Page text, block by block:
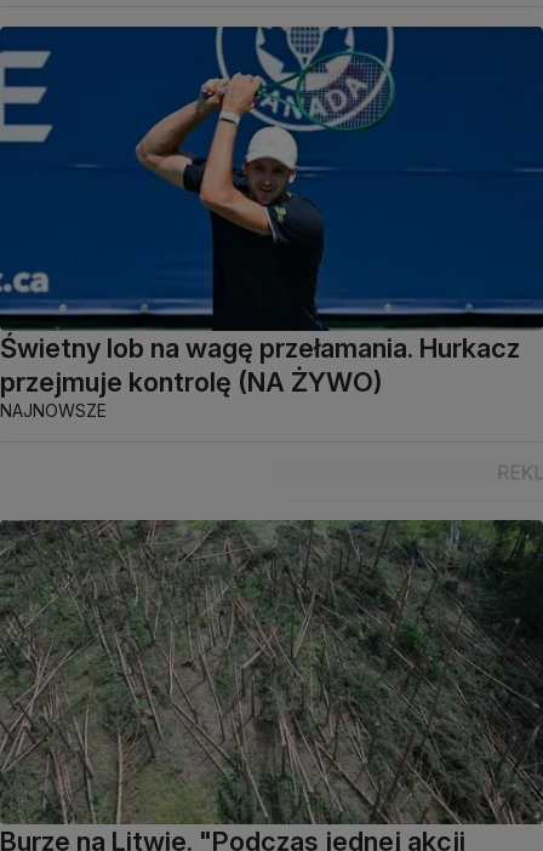
Świetny lob na wagę przełamania. Hurkacz
przejmuje kontrolę (NA ŻYWO)
NAJNOWSZE
Burze na Litwie. "Podczas jednej akcji